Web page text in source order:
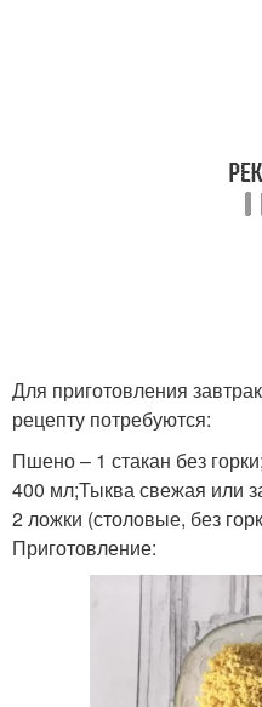
Для приготовления
рецепту потребуются:
Пшено – 1 стакан без
400 мл;Тыква свежая или
2 ложки (столовые, без
Приготовление: